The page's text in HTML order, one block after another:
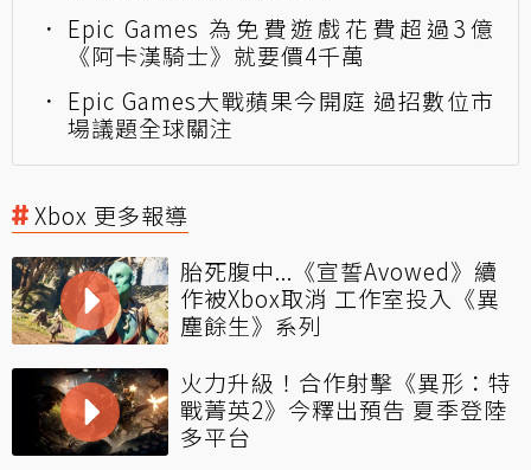
Epic Games 為免費遊戲花費超過3億
《阿卡漢騎士》就要價4千萬
Epic Games大戰蘋果今開庭 過招數位市
場議題全球關注
Xbox 更多報導
胎死腹中...《宣誓Avowed》續
作被Xbox取消 工作室投入《異
塵餘生》系列
火力升級！合作射擊《異形：特
戰菁英2》今釋出預告 夏季登陸
多平台